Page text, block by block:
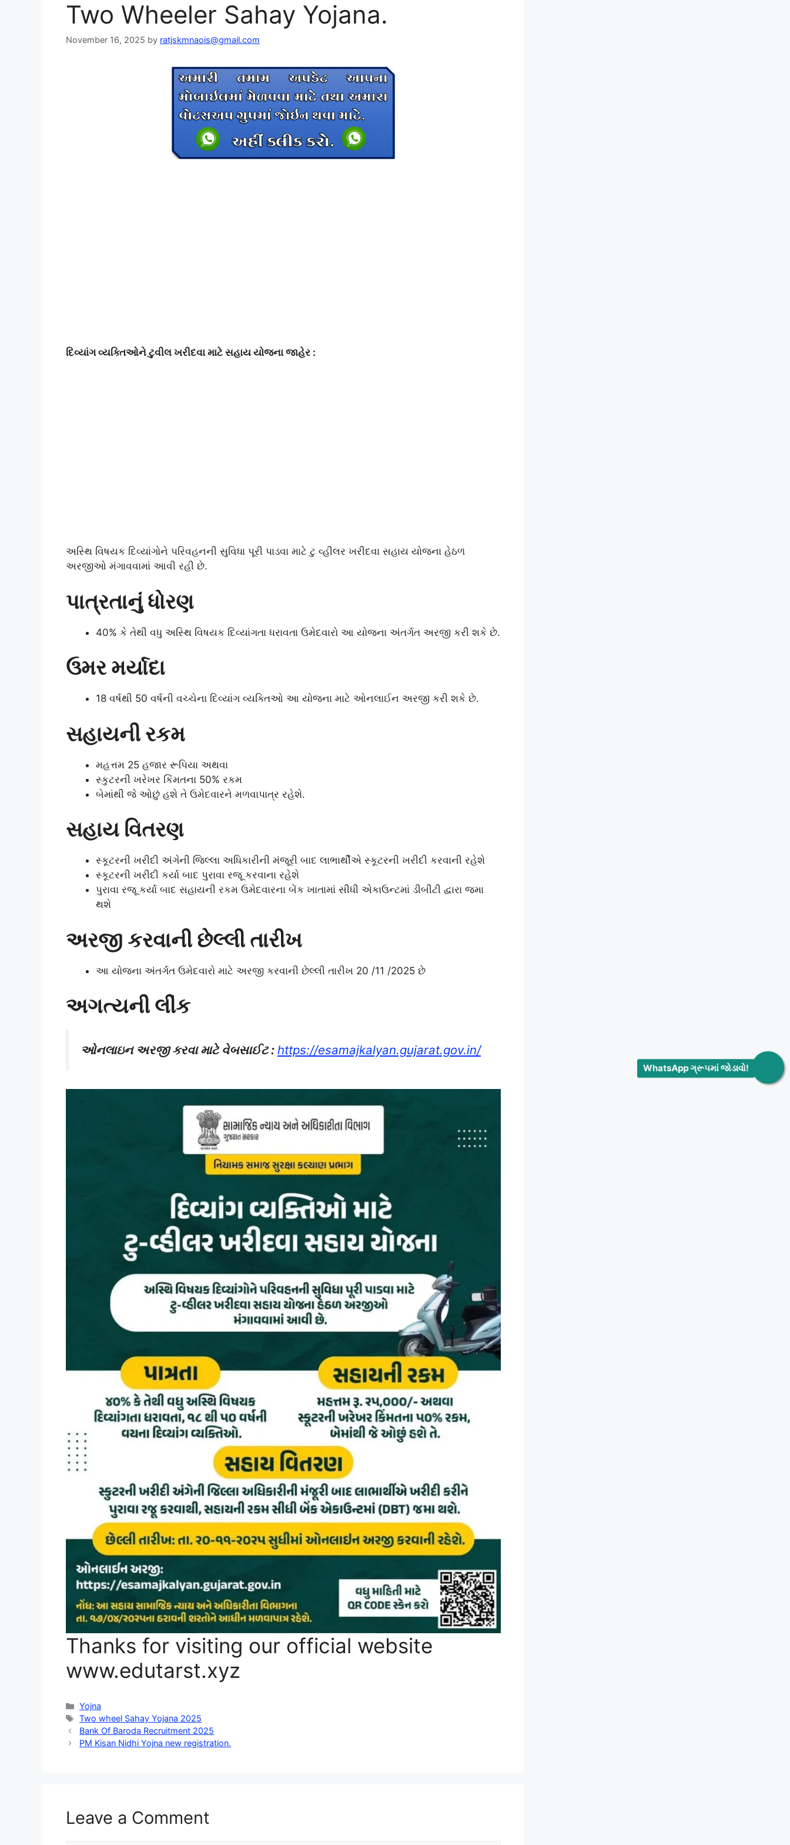
WhatsApp ગ્રૂપમાં જોડાવો!
Two Wheeler Sahay Yojana.
November 16, 2025 by ratjskmnaois@gmail.com
દિવ્યાંગ વ્યક્તિઓને ટુવીલ ખરીદવા માટે સહાય યોજના જાહેર :
અસ્થિ વિષયક દિવ્યાંગોને પરિવહનની સુવિધા પૂરી પાડવા માટે ટુ વ્હીલર ખરીદવા સહાય યોજના હેઠળ
અરજીઓ મંગાવવામાં આવી રહી છે.
પાત્રતાનું ધોરણ
40% કે તેથી વધુ અસ્થિ વિષયક દિવ્યાંગતા ધરાવતા ઉમેદવારો આ યોજના અંતર્ગત અરજી કરી શકે છે.
ઉમર મર્યાદા
18 વર્ષથી 50 વર્ષની વચ્ચેના દિવ્યાંગ વ્યક્તિઓ આ યોજના માટે ઓનલાઈન અરજી કરી શકે છે.
સહાયની રકમ
મહત્તમ 25 હજાર રૂપિયા અથવા
સ્કુટરની ખરેખર કિંમતના 50% રકમ
બેમાંથી જે ઓછું હશે તે ઉમેદવારને મળવાપાત્ર રહેશે.
સહાય વિતરણ
સ્કૂટરની ખરીદી અંગેની જિલ્લા અધિકારીની મંજૂરી બાદ લાભાર્થીએ સ્કૂટરની ખરીદી કરવાની રહેશે
સ્કૂટરની ખરીદી કર્યા બાદ પુરાવા રજૂ કરવાના રહેશે
પુરાવા રજૂ કર્યા બાદ સહાયની રકમ ઉમેદવારના બેંક ખાતામાં સીધી એકાઉન્ટમાં ડીબીટી દ્વારા જમા
થશે
અરજી કરવાની છેલ્લી તારીખ
આ યોજના અંતર્ગત ઉમેદવારો માટે અરજી કરવાની છેલ્લી તારીખ 20 /11 /2025 છે
અગત્યની લીંક
ઓનલાઇન અરજી કરવા માટે વેબસાઈટ : https://esamajkalyan.gujarat.gov.in/
Thanks for visiting our official website
www.edutarst.xyz
Categories
Yojna
Tags
Two wheel Sahay Yojana 2025
Bank Of Baroda Recruitment 2025
PM Kisan Nidhi Yojna new registration.
Leave a Comment